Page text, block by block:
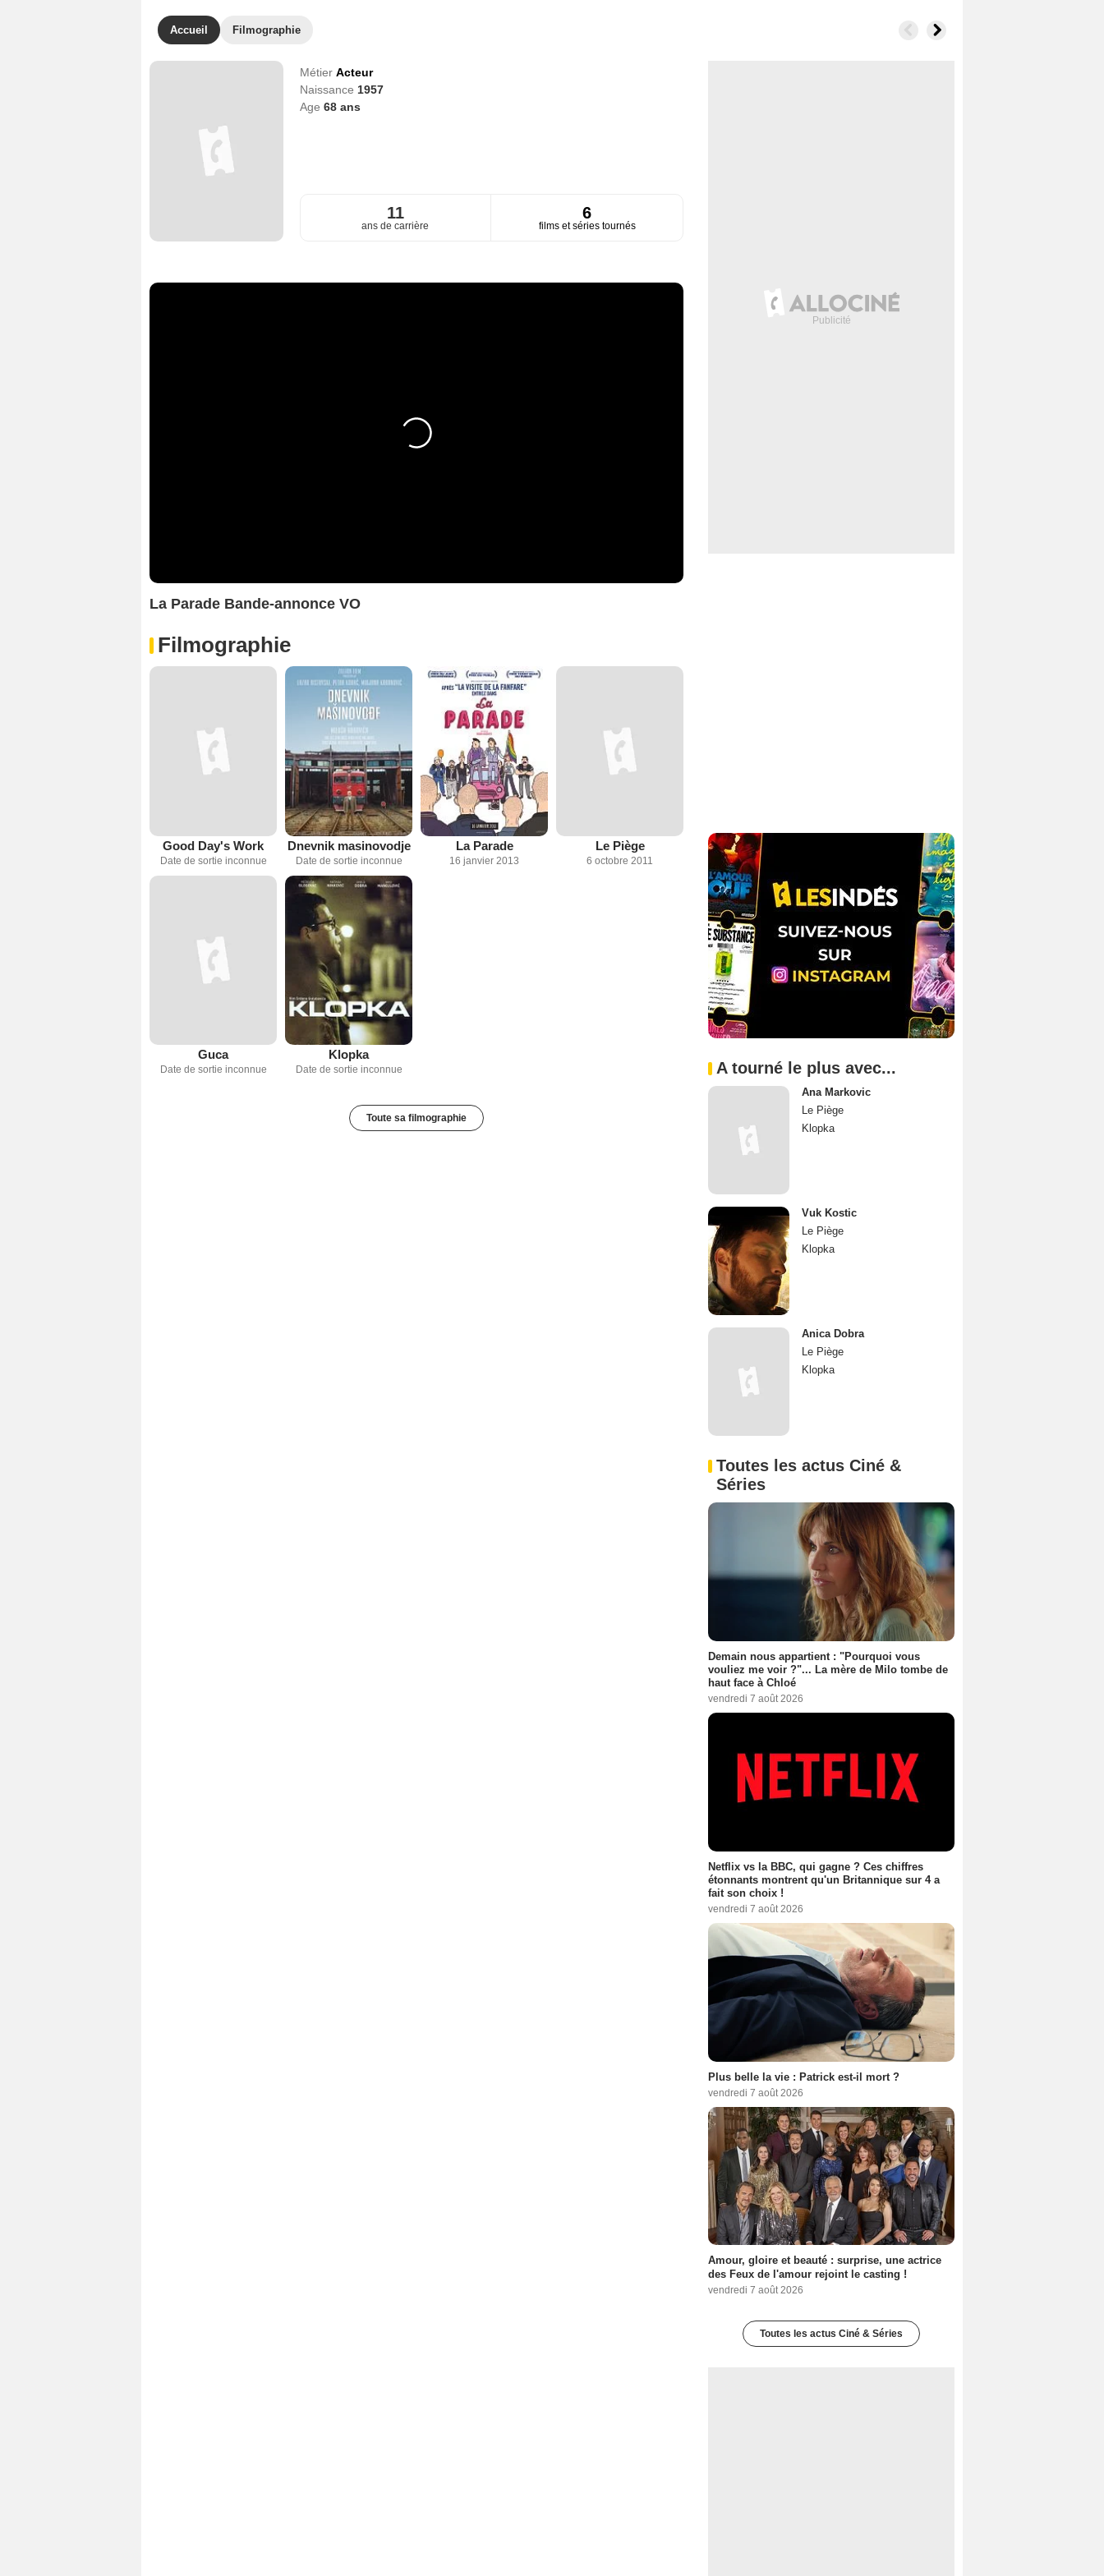
Accueil Filmographie
Métier Acteur
Naissance 1957
Age 68ans
11
ans de carrière
6
films et séries tournés
La Parade Bande-annonce VO
Filmographie
Good Day's Work
Date de sortie inconnue
Dnevnik masinovodje
Date de sortie inconnue
La Parade
16 janvier 2013
Le Piège
6 octobre 2011
Guca
Date de sortie inconnue
Klopka
Date de sortie inconnue
Toute sa filmographie
A tourné le plus avec...
Ana Markovic
Le Piège
Klopka
Vuk Kostic
Le Piège
Klopka
Anica Dobra
Le Piège
Klopka
Toutes les actus Ciné &
Séries
Demain nous appartient : "Pourquoi vous
vouliez me voir ?"... La mère de Milo tombe de
haut face à Chloé
vendredi 7 août 2026
Netflix vs la BBC, qui gagne ? Ces chiffres
étonnants montrent qu'un Britannique sur 4 a
fait son choix !
vendredi 7 août 2026
Plus belle la vie : Patrick est-il mort ?
vendredi 7 août 2026
Amour, gloire et beauté : surprise, une actrice
des Feux de l'amour rejoint le casting !
vendredi 7 août 2026
Toutes les actus Ciné & Séries